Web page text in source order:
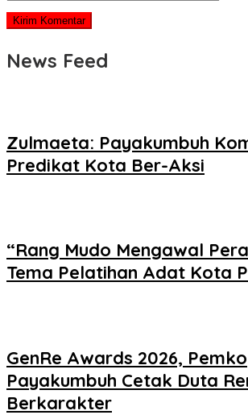
News Feed
Zulmaeta: Payakumbuh
Predikat Kota Ber-Aksi
“Rang Mudo Mengawal
Tema Pelatihan Adat Kota
GenRe Awards 2026, Pemko
Payakumbuh Cetak Duta
Berkarakter